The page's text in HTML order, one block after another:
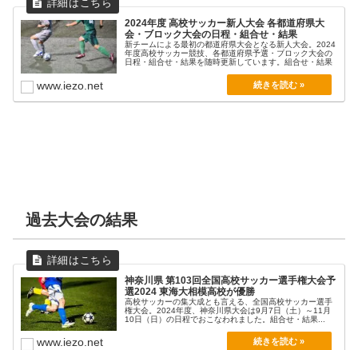
2024年度 高校サッカー新人大会 各都道府県大
会・ブロック大会の日程・組合せ・結果
新チームによる最初の都道府県大会となる新人大会。2024
年度高校サッカー競技、各都道府県予選・ブロック大会の
日程・組合せ・結果を随時更新しています。組合せ・結果
www.iezo.net
過去大会の結果
神奈川県 第103回全国高校サッカー選手権大会予
選2024 東海大相模高校が優勝
高校サッカーの集大成とも言える、全国高校サッカー選手
権大会。2024年度、神奈川県大会は9月7日（土）～11月
10日（日）の日程でおこなわれました。組合せ・結果...
www.iezo.net